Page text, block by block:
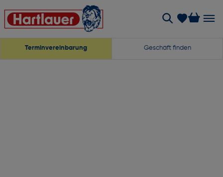
Terminvereinbarung Geschäft finden